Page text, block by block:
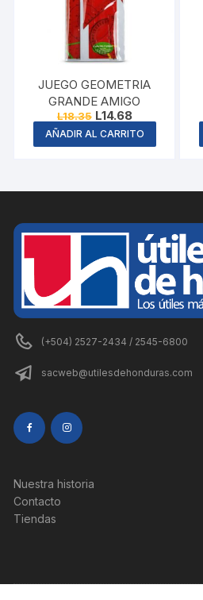
JUEGO GEOMETRIA
GRANDE AMIGO
L18.35 Original
price
was:
L18.35.
L14.68Current
price
is:
L14.68.
AÑADIR AL CARRITO
(+504) 2527-2434 / 2545-6800
sacweb@utilesdehonduras.com
Nuestra historia
Contacto
Tiendas